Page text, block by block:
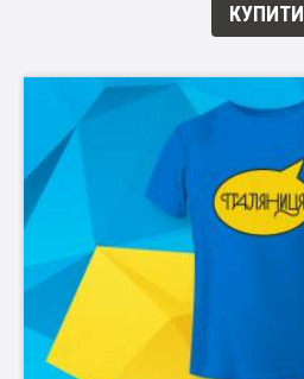
КУПИТИ